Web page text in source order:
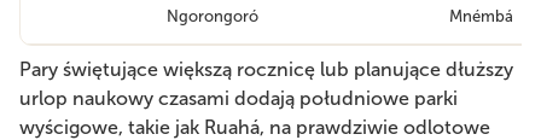
Ngorongoró
Mnémbá
Pary świętujące większą rocznicę lub planujące dłuższy
urlop naukowy czasami dodają południowe parki
wyścigowe, takie jak Ruahá, na prawdziwie odlotowe